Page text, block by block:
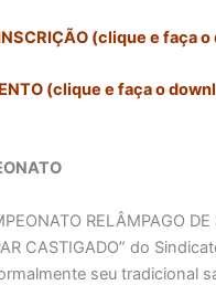
(clique e faça
(clique e faça o
RELÂMPAGO
CASTIGADO” do
seu tradicional